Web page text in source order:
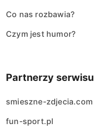
Co nas rozbawia?
Czym jest humor?
Partnerzy serwisu
smieszne-zdjecia.com
fun-sport.pl